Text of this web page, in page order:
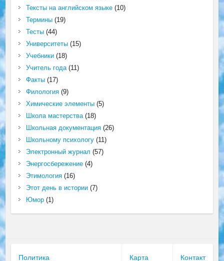
Тексты на английском языке(10)
Термины(19)
Тесты(44)
Университеты(15)
Учебники(18)
Учитель года(11)
Факты(17)
Филология(9)
Химические элементы(5)
Школа мастерства(18)
Школьная документация(26)
Школьному психологу(11)
Электронный журнал (57)
Энергосбережение(4)
Этимология(16)
Этот день в истории(7)
Юмор(1)
Политика
Карта
Контакт